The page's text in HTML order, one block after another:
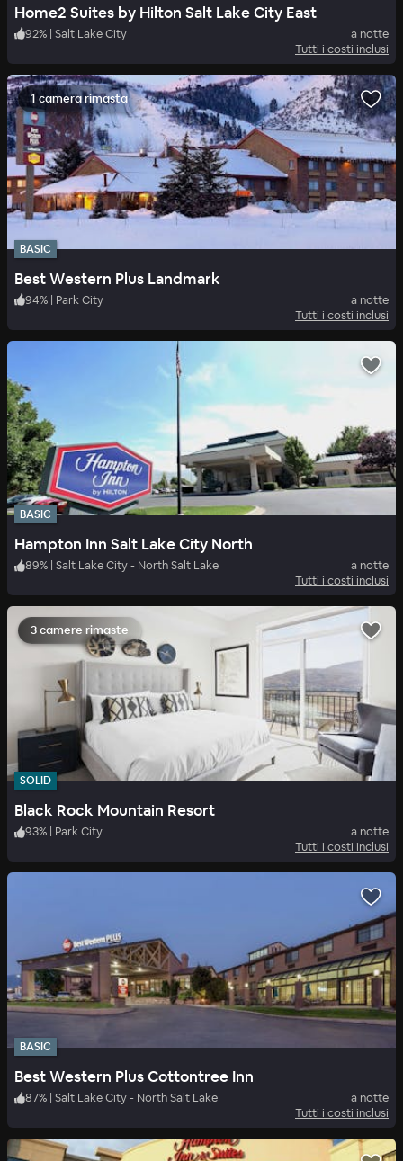
Home2 Suites by Hilton Salt Lake City East
92% | Salt Lake City
a notte
Tutti i costi inclusi
1 camera rimasta
BASIC
Best Western Plus Landmark
94% | Park City
a notte
Tutti i costi inclusi
BASIC
Hampton Inn Salt Lake City North
89% Salt Lake City - North Salt Lake
a notte
Tutti i costi inclusi
3 camere rimaste
SOLID
Black Rock Mountain Resort
93% | Park City
a notte
Tutti i costi inclusi
BASIC
Best Western Plus Cottontree Inn
87% | Salt Lake City - North Salt Lake
a notte
Tutti i costi inclusi